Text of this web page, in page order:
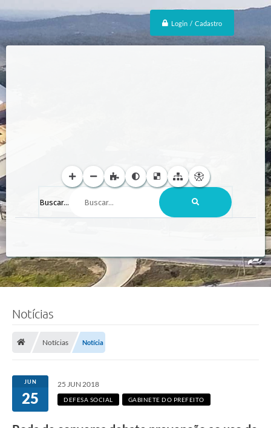
Login / Cadastro
Buscar...
Notícias
Notícias Notícia
JUN
25
25 JUN 2018
DEFESA SOCIAL GABINETE DO PREFEITO